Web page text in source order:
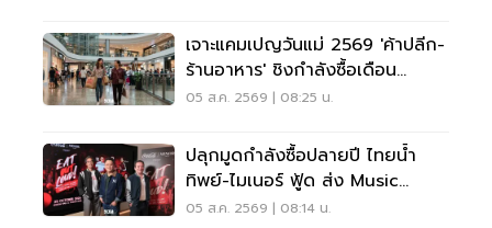
เจาะแคมเปญวันแม่ 2569 'ค้าปลีก-
ร้านอาหาร' ชิงกำลังซื้อเดือน
สิงหาคม
05 ส.ค. 2569 | 08:25 น.
ปลุกมูดกำลังซื้อปลายปี ไทยน้ำ
ทิพย์-ไมเนอร์ ฟู้ด ส่ง Music
Marketing กระตุ้นใช้จ่าย
05 ส.ค. 2569 | 08:14 น.